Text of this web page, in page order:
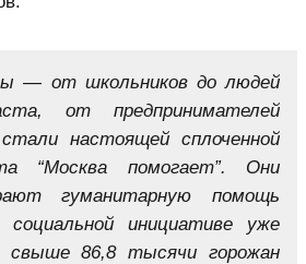
— от школьников до людей
от предпринимателей
настоящей сплоченной
“Москва помогает”. Они
гуманитарную помощь
инициативе уже
свыше 86,8 тысячи горожан